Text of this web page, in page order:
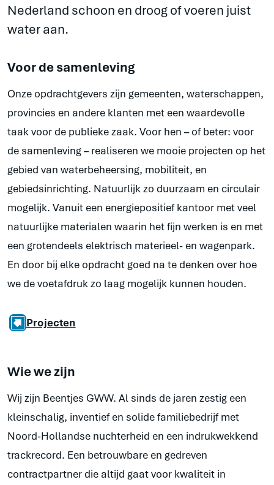
Nederland schoon en droog of voeren juist
water aan.
Voor de samenleving
Onze opdrachtgevers zijn gemeenten, waterschappen,
provincies en andere klanten met een waardevolle
taak voor de publieke zaak. Voor hen – of beter: voor
de samenleving – realiseren we mooie projecten op het
gebied van waterbeheersing, mobiliteit, en
gebiedsinrichting. Natuurlijk zo duurzaam en circulair
mogelijk. Vanuit een energiepositief kantoor met veel
natuurlijke materialen waarin het fijn werken is en met
een grotendeels elektrisch materieel- en wagenpark.
En door bij elke opdracht goed na te denken over hoe
we de voetafdruk zo laag mogelijk kunnen houden.
Projecten
Wie we zijn
Wij zijn Beentjes GWW. Al sinds de jaren zestig een
kleinschalig, inventief en solide familiebedrijf met
Noord-Hollandse nuchterheid en een indrukwekkend
trackrecord. Een betrouwbare en gedreven
contractpartner die altijd gaat voor kwaliteit in